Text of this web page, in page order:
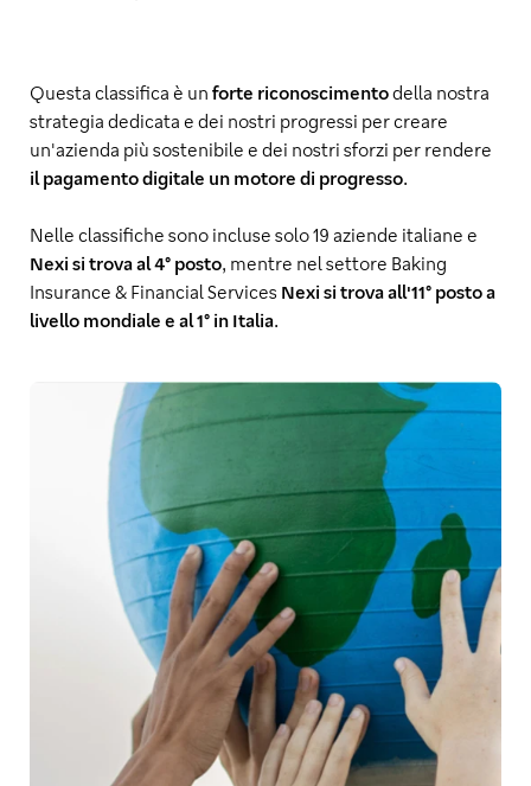
Questa classifica è un forte riconoscimentodella nostra
strategia dedicata e dei nostri progressi per creare
un'azienda più sostenibile e dei nostri sforzi per rendere
il pagamento digitale un motore di progresso.
Nelle classifiche sono incluse solo 19 aziende italiane e
Nexi si trova al 4° posto, mentre nel settore Baking
Insurance & Financial Services Nexi si trova all'11° posto a
livello mondiale e al 1° in Italia.